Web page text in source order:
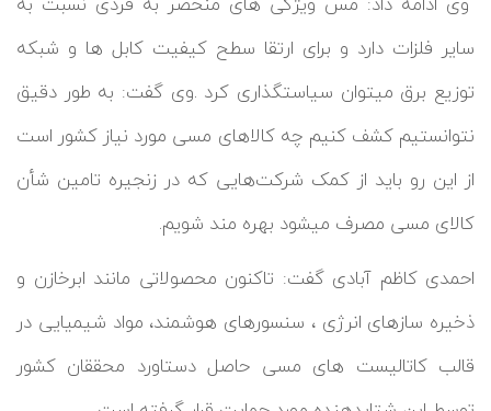
سایر فلزات دارد و برای ارتقا سطح کیفیت کابل ها و شبکه
توزیع برق میتوان سیاستگذاری کرد .وی گفت: به طور دقیق
نتوانستیم کشف کنیم چه کالاهای مسی مورد نیاز کشور است
از این رو باید از کمک شرکت‌هایی که در زنجیره تامین شأن
کالای مسی مصرف میشود بهره مند شویم.
احمدی کاظم آبادی گفت: تاکنون محصولاتی مانند ابرخازن و
ذخیره سازهای انرژی ، سنسورهای هوشمند، مواد شیمیایی در
قالب کاتالیست های مسی حاصل دستاورد محققان کشور